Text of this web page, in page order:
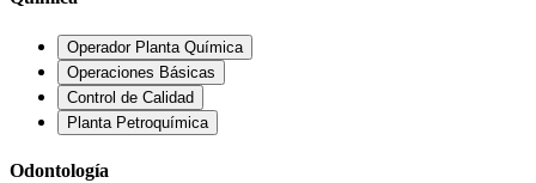
Operador Planta Química
Operaciones Básicas
Control de Calidad
Planta Petroquímica
Odontología